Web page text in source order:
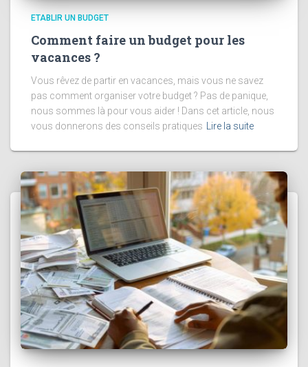
ETABLIR UN BUDGET
Comment faire un budget pour les
vacances ?
Vous rêvez de partir en vacances, mais vous ne savez
pas comment organiser votre budget ? Pas de panique,
nous sommes là pour vous aider ! Dans cet article, nous
vous donnerons des conseils pratiques
Lire la suite